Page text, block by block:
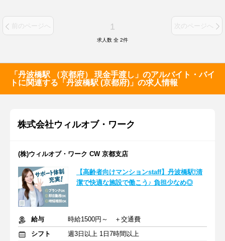
前のページへ 1 次のページへ
求人数 全 2件
「丹波橋駅 （京都府） 現金手渡し」のアルバイト・バイ
トに関連する「丹波橋駅 (京都府)」の求人情報
株式会社ウィルオブ・ワーク
(株)ウィルオブ・ワーク CW 京都支店
【高齢者向けマンションstaff】丹波橋駅!清
潔で快適な施設で働こう♪ 負担少なめ◎
給与
時給1500円～ ＋交通費
シフト
週3日以上 1日7時間以上